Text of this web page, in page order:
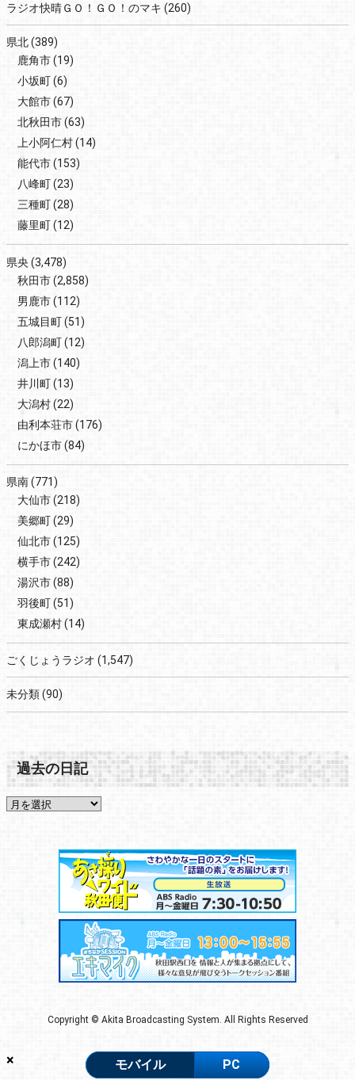
×
ラジオ快晴ＧＯ！ＧＯ！のマキ (260)
県北(389)
鹿角市(19)
小坂町(6)
大館市(67)
北秋田市(63)
上小阿仁村(14)
能代市(153)
八峰町(23)
三種町(28)
藤里町(12)
県央(3,478)
秋田市(2,858)
男鹿市(112)
五城目町(51)
八郎潟町(12)
潟上市(140)
井川町(13)
大潟村(22)
由利本荘市(176)
にかほ市(84)
県南(771)
大仙市(218)
美郷町(29)
仙北市(125)
横手市(242)
湯沢市(88)
羽後町(51)
東成瀬村(14)
ごくじょうラジオ (1,547)
未分類(90)
過去の日記
Copyright © Akita Broadcasting System. All Rights Reserved
モバイル PC